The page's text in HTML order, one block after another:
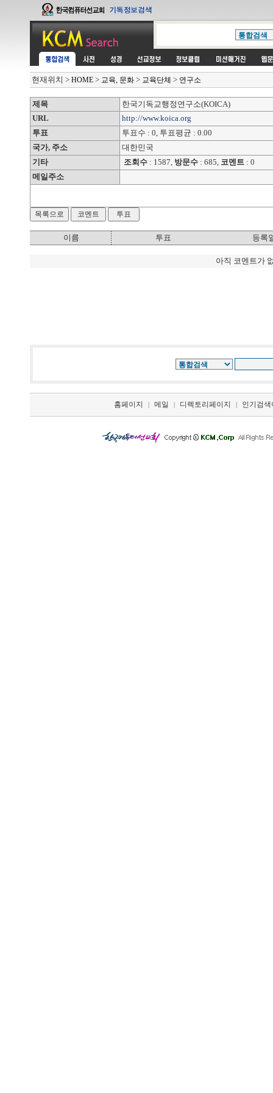
현재위치 > HOME > 교육, 문화 > 교육단체 > 연구소
제목
한국기독교행정연구소(KOICA)
URL
http://www.koica.org
투표
투표수 : 0, 투표평균 : 0.00
국가, 주소
대한민국
기타
조회수 : 1587, 방문수 : 685, 코멘트 : 0
메일주소
이름 투표 등록
아직 코멘트가
홈페이지 | 메일 | 디렉토리페이지 | 인기검색